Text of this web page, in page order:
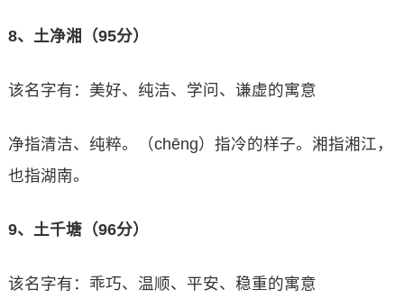
8、土净湘（95分）
该名字有：美好、纯洁、学问、谦虚的寓意
净指清洁、纯粹。（chēng）指冷的样子。湘指湘江，
也指湖南。
9、土千塘（96分）
该名字有：乖巧、温顺、平安、稳重的寓意